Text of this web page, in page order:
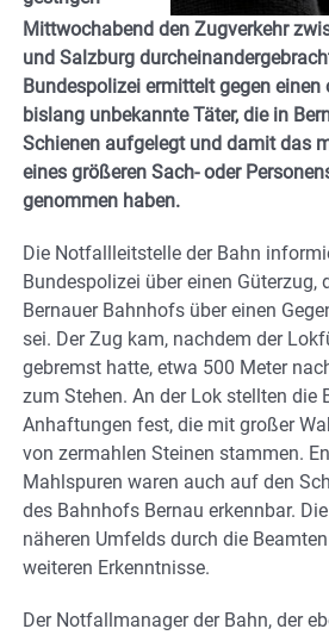
Mittwochabend den Zugverkehr
und Salzburg
Bundespolizei ermittelt gegen einen
bislang unbekannte Täter, die in
Schienen aufgelegt und damit das
eines größeren Sach- oder
genommen haben.
Die Notfallleitstelle der Bahn
Bundespolizei über einen Güterzug,
Bernauer Bahnhofs über einen
sei. Der Zug kam, nachdem der
gebremst hatte, etwa 500 Meter
zum Stehen. An der Lok stellten die
Anhaftungen fest, die mit großer
von zermahlen Steinen stammen.
Mahlspuren waren auch auf den
des Bahnhofs Bernau erkennbar.
näheren Umfelds durch die
weiteren Erkenntnisse.
Der Notfallmanager der Bahn, der